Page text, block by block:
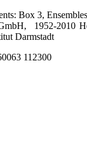
Box 3,
1952-2010
Darmstadt
112300